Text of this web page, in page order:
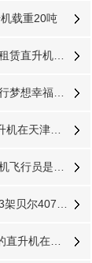
载重20吨